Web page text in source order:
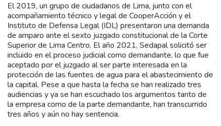
El 2019, un grupo de ciudadanos de Lima, junto con el
acompañamiento técnico y legal de CooperAcción y el
Instituto de Defensa Legal (IDL) presentaron una demanda
de amparo ante el sexto juzgado constitucional de la Corte
Superior de Lima Centro. El año 2021, Sedapal solicitó ser
incluido en el proceso judicial como demandante, lo que fue
aceptado por el juzgado al ser parte interesada en la
protección de las fuentes de agua para el abastecimiento de
la capital. Pese a que hasta la fecha se han realizado tres
audiencias y ya se han escuchado los argumentos tanto de
la empresa como de la parte demandante, han transcurrido
tres años y aún no hay sentencia.